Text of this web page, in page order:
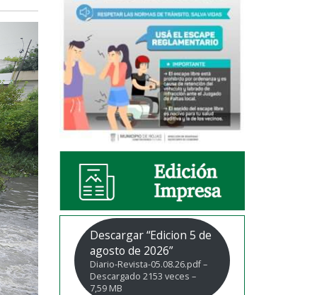
Descargar “Edicion 5 de
agosto de 2026”
Diario-Revista-05.08.26.pdf –
Descargado 2153 veces –
7,59 MB